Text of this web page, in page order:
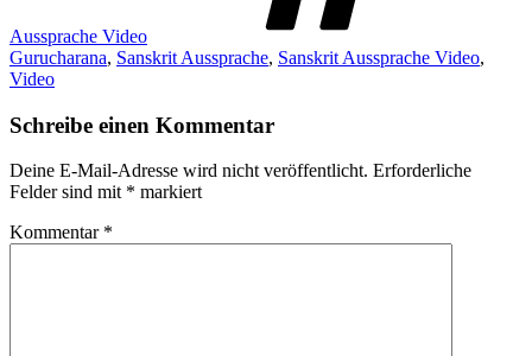
Aussprache Video
Gurucharana, Sanskrit Aussprache, Sanskrit Aussprache Video,
Video
Schreibe einen Kommentar
Deine E-Mail-Adresse wird nicht veröffentlicht. Erforderliche
Felder sind mit * markiert
Kommentar *